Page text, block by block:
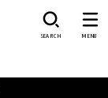
SEARCH MENU